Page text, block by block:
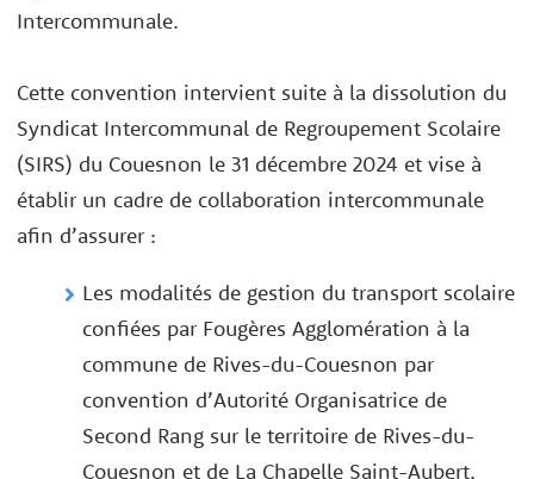
Intercommunale.
Cette convention intervient suite à la dissolution du
Syndicat Intercommunal de Regroupement Scolaire
(SIRS) du Couesnon le 31 décembre 2024 et vise à
établir un cadre de collaboration intercommunale
afin d’assurer :
Les modalités de gestion du transport scolaire
confiées par Fougères Agglomération à la
commune de Rives-du-Couesnon par
convention d’Autorité Organisatrice de
Second Rang sur le territoire de Rives-du-
Couesnon et de La Chapelle Saint-Aubert,